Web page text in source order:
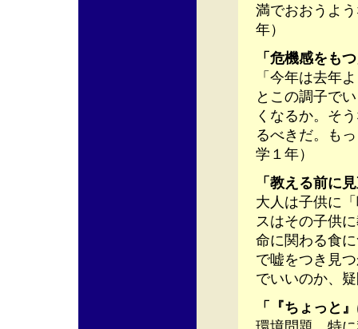
満でおおうよ
年）
「危機感をも
「今年は去年
とこの調子で
くなるか。そ
るべきだ。も
学１年）
「教える前に
大人は子供に
スはその子供
命に関わる食
で嘘をつき見
でいいのか、
「『ちょっと